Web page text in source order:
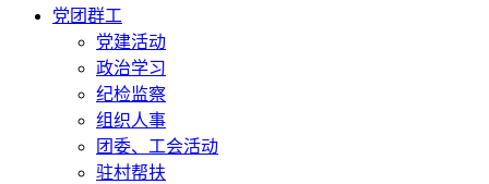
党团群工
党建活动
政治学习
纪检监察
组织人事
团委、工会活动
驻村帮扶